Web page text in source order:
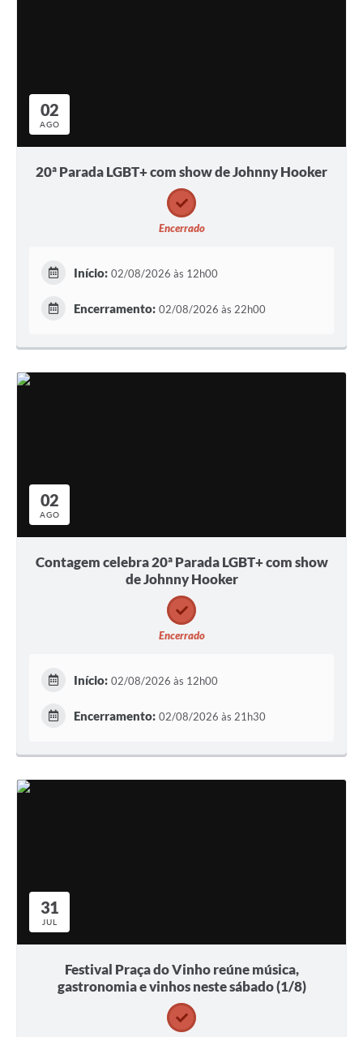
02
AGO
20ª Parada LGBT+ com show de Johnny Hooker
Encerrado
Início: 02/08/2026 às 12h00
Encerramento: 02/08/2026 às 22h00
02
AGO
Contagem celebra 20ª Parada LGBT+ com show
de Johnny Hooker
Encerrado
Início: 02/08/2026 às 12h00
Encerramento: 02/08/2026 às 21h30
31
JUL
Festival Praça do Vinho reúne música,
gastronomia e vinhos neste sábado (1/8)